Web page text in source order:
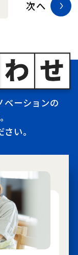
次へ
ベーションの
い。